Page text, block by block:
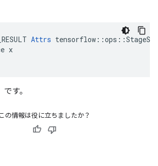
Attrs
x
す。
この情報は役に立ちましたか？